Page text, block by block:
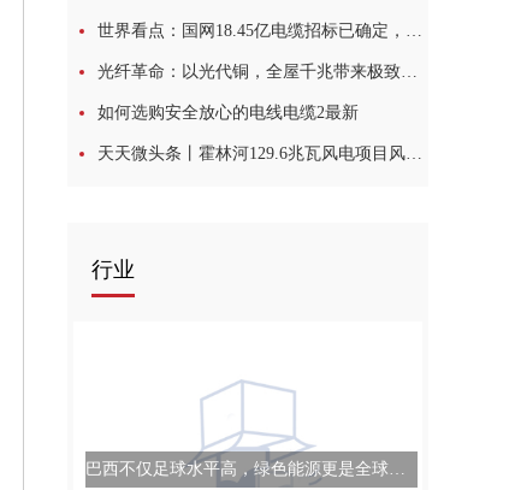
世界看点：国网18.45亿电缆招标已确定，47家缆企中标候选
光纤革命：以光代铜，全屋千兆带来极致新体验？
如何选购安全放心的电线电缆2最新
天天微头条丨霍林河129.6兆瓦风电项目风机全部就位
行业
巴西不仅足球水平高，绿色能源更是全球领先